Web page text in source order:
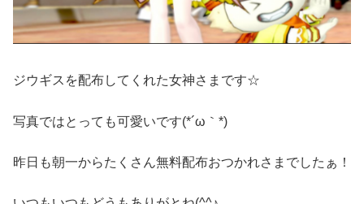
ジウギスを配布してくれた女神さまです☆
写真ではとっても可愛いです(*´ω｀*)
昨日も朝一からたくさん無料配布おつかれさまでしたぁ！